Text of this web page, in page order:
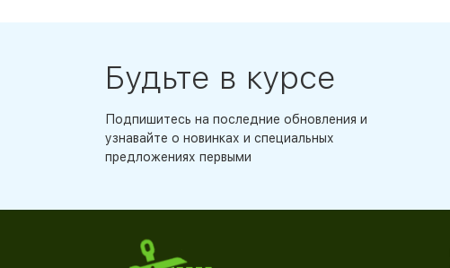
Будьте в курсе
Подпишитесь на последние обновления и
узнавайте о новинках и специальных
предложениях первыми